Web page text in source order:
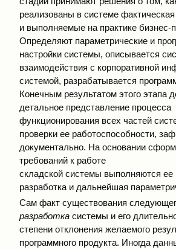
реализованы в системе
и выполняемые на практике бизнес-
Определяют параметрические и
настройки системы, описывается
взаимодействия с корпоративной
системой, разрабатывается
Конечным результатом этого этапа
детальное представление процесса
функционирования всех частей
проверки ее работоспособности,
документально. На основании
требований к работе
складской системы выполняются ее
разработка и дальнейшая
Сам факт существования
разработка системы и его
степени отклонения желаемого
программного продукта. Иногда